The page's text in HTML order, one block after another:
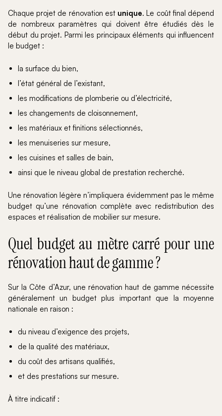
Chaque projet de rénovation est unique. Le coût final dépend
de nombreux paramètres qui doivent être étudiés dès le
début du projet. Parmi les principaux éléments qui influencent
le budget :
la surface du bien,
l’état général de l’existant,
les modifications de plomberie ou d’électricité,
les changements de cloisonnement,
les matériaux et finitions sélectionnés,
les menuiseries sur mesure,
les cuisines et salles de bain,
ainsi que le niveau global de prestation recherché.
Une rénovation légère n’impliquera évidemment pas le même
budget qu’une rénovation complète avec redistribution des
espaces et réalisation de mobilier sur mesure.
Quel budget au mètre carré pour une
rénovation haut de gamme ?
Sur la Côte d’Azur, une rénovation haut de gamme nécessite
généralement un budget plus important que la moyenne
nationale en raison :
du niveau d’exigence des projets,
de la qualité des matériaux,
du coût des artisans qualifiés,
et des prestations sur mesure.
À titre indicatif :